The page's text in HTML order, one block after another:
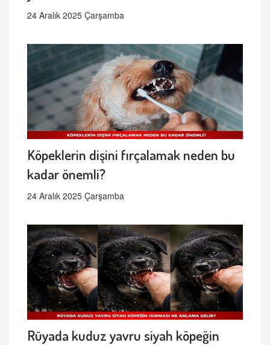
24 Aralık 2025 Çarşamba
Köpeklerin dişini fırçalamak neden bu
kadar önemli?
24 Aralık 2025 Çarşamba
Rüyada kuduz yavru siyah köpeğin